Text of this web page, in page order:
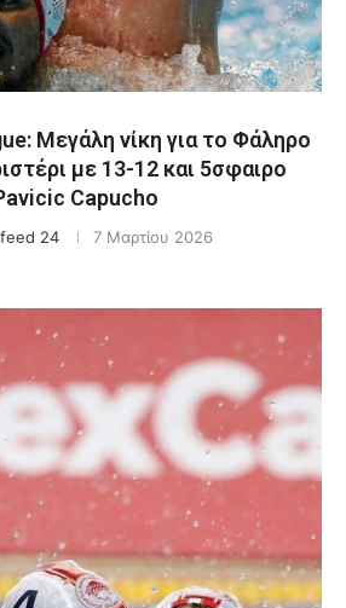
Μεγάλη νίκη για το Φάληρο
με 13-12 και 5σφαιρο
Capucho
24 7 Μαρτίου 2026